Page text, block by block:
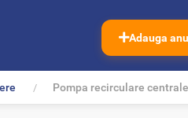
Adauga
Pompa recirculare